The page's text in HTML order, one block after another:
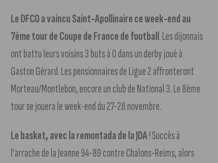
Le DFCO a vaincu Saint-Apollinaire ce week-end au
7ème tour de Coupe de France de football. Les dijonnais
ont battu leurs voisins 3 buts à 0 dans un derby joué à
Gaston Gérard. Les pensionnaires de Ligue 2 affronteront
Morteau/Montlebon, encore un club de National 3. Le 8ème
tour se jouera le week-end du 27-28 novembre.
Le basket, avec la remontada de la JDA! Succès à
l’arrache de la Jeanne 94-89 contre Chalons-Reims, alors